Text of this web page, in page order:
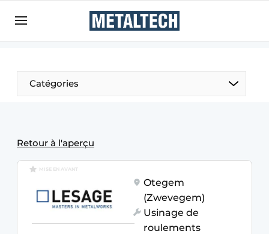
Emploi
Enregistrer une offre d’emploi
Home
Meest gelezen
Podcasts
Privacy / Cookie statement
Catégories
Retour à l'aperçu
MISE EN AVANT
Otegem
(Zwevegem)
Usinage de
roulements